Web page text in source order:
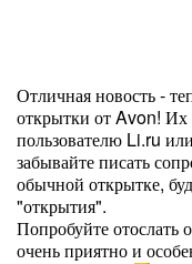
Отличная новость -
открытки от Avon!
пользователю Li.ru
забывайте писать
обычной открытке,
"открытия".
Попробуйте отослать
очень приятно и